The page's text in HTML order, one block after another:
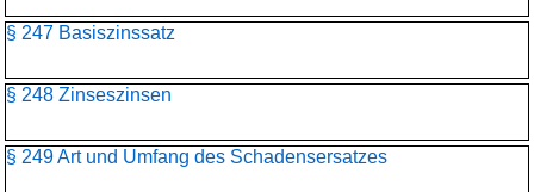
§ 247 Basiszinssatz
§ 248 Zinseszinsen
§ 249 Art und Umfang des Schadensersatzes